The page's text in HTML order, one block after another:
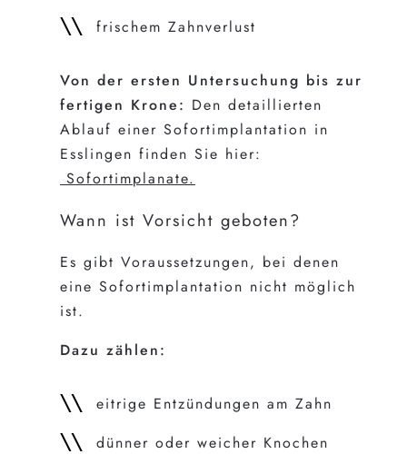
frischem Zahnverlust
Von der ersten Untersuchung bis zur
fertigen Krone: Den detaillierten
Ablauf einer Sofortimplantation in
Esslingen finden Sie hier:
Sofortimplanate.
Wann ist Vorsicht geboten?
Es gibt Voraussetzungen, bei denen
eine Sofortimplantation nicht möglich
ist.
Dazu zählen:
eitrige Entzündungen am Zahn
dünner oder weicher Knochen